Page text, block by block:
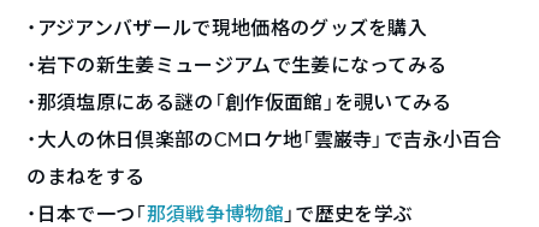
・アジアンバザールで現地価格のグッズを購入
・岩下の新生姜ミュージアムで生姜になってみる
・那須塩原にある謎の「創作仮面館」を覗いてみる
・大人の休日倶楽部のCMロケ地「雲巌寺」で吉永小百合
のまねをする
・日本で一つ「那須戦争博物館 」で歴史を学ぶ